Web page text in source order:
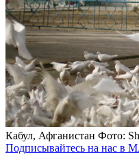
Кабул, Афганистан Фото:
Подписывайтесь на нас в